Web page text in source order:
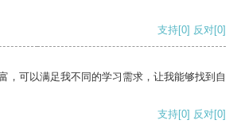
支持[0] 反对[0]
，可以满足我不同的学习需求，让我能够找到自
支持[0] 反对[0]